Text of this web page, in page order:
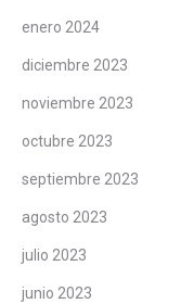
enero 2024
diciembre 2023
noviembre 2023
octubre 2023
septiembre 2023
agosto 2023
julio 2023
junio 2023